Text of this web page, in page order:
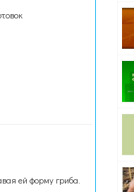
ей форму гриба.